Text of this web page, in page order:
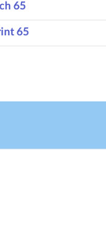
65
65